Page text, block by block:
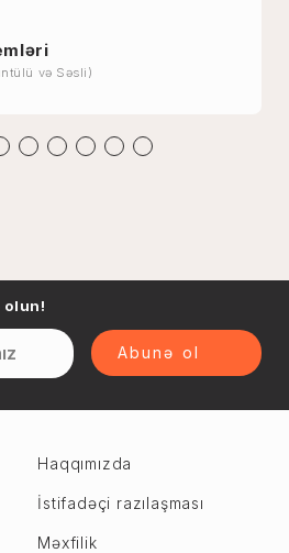
və Səsli)
olun!
Abunə ol
Haqqımızda
İstifadəçi razılaşması
Məxfilik